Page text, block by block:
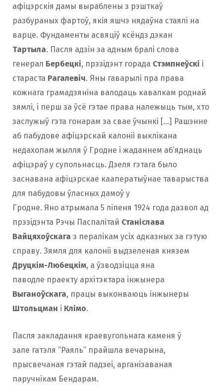
афіцэрскія дамы выраблены з рэшткаў
разбураных фартоў, якія яшчэ нядаўна стаялі на
варце. Фундаменты асвяціў ксёндз дэкан
Тартыла. Пасля адзін за адным бралі слова
генерал Бербецкі, прэзідэнт горада Стэмпнеўскі і
стараста Рагалевіч. Яны гаварылі пра права
кожнага грамадзяніна валодаць кавалкам роднай
зямлі, і перш за ўсё гэтае права належыць тым, хто
заслужыў гэта гонарам за свае ўчынкі […] Рашэнне
аб пабудове афіцэрскай калоніі выклікана
недахопам жылля ў Гродне і жаданнем аб’яднаць
афіцэраў у супольнасць. Дзеля гэтага было
заснавана афіцэрскае кааператыўнае таварыства
для пабудовы ўласных дамоў у
Гродне. Яно атрымала 5 ліпеня 1924 года дазвол ад
прэзідэнта Рэчы Паспалітай Станіслава
Вайцяхоўскага з пералікам усіх адказных за гэтую
справу. Зямля для калоніі выдзеленая князем
Друцкім-Любецкім, а ўзводзіцца яна
паводле праекту архітэктара інжынера
Выганоўскага, працы выконваюць інжынеры
Штольцман і Клімо.
Пасля закладання краевугольнага каменя ў
зале гатэля “Раяль” прайшла вечарына,
прысвечаная гэтай падзеі, арганізаваная
паручнікам Бендарам.